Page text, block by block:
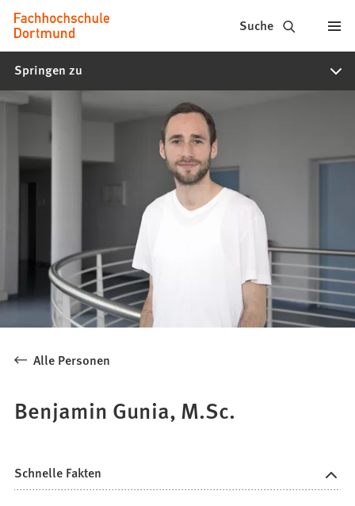
Inhalt anspringen
Fachhochschule
Dortmund
-
Studium,
Studiengänge,
Bewerbung
Suche
Springen zu
Alle Personen
Benjamin Gunia, M.Sc.
Schnelle Fakten